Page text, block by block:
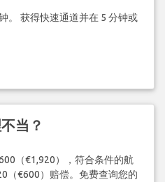
。 获得快速通道并在 5 分钟或
当？
（€1,920），符合条件的航
（€600）赔偿。免费查询您的